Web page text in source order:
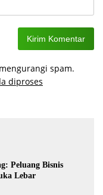
spam.
diproses
Peluang Bisnis
Lebar